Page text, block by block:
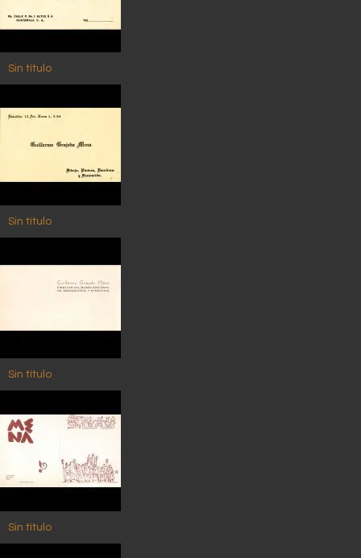
Sin título
Sin título
Sin título
Sin título